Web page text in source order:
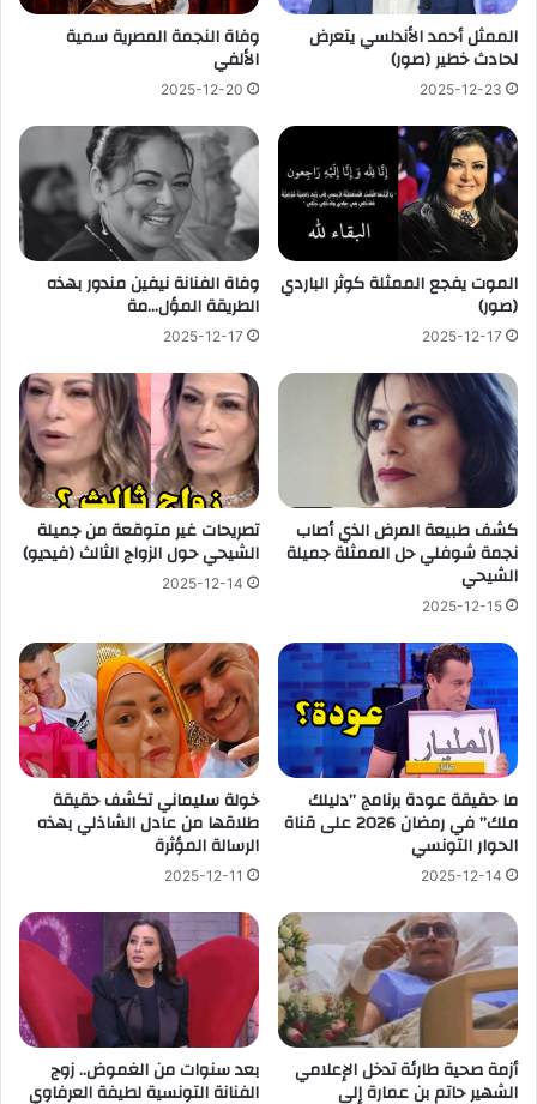
الممثل أحمد الأندلسي يتعرض
لحادث خطير (صور)
2025-12-23
وفاة النجمة المصرية سمية
الألفي
2025-12-20
الموت يفجع الممثلة كوثر الباردي
(صور)
2025-12-17
وفاة الفنانة نيفين مندور بهذه
الطريقة المؤل…مة
2025-12-17
كشف طبيعة المرض الذي أصاب
نجمة شوفلي حل الممثلة جميلة
الشيحي
2025-12-15
تصريحات غير متوقعة من جميلة
الشيحي حول الزواج الثالث (فيديو)
2025-12-14
ما حقيقة عودة برنامج ”دليلك
ملك” في رمضان 2026 على قناة
الحوار التونسي
2025-12-14
خولة سليماني تكشف حقيقة
طلاقها من عادل الشاذلي بهذه
الرسالة المؤثرة
2025-12-11
أزمة صحية طارئة تدخل الإعلامي
الشهير حاتم بن عمارة إلى
بعد سنوات من الغموض.. زوج
الفنانة التونسية لطيفة العرفاوي